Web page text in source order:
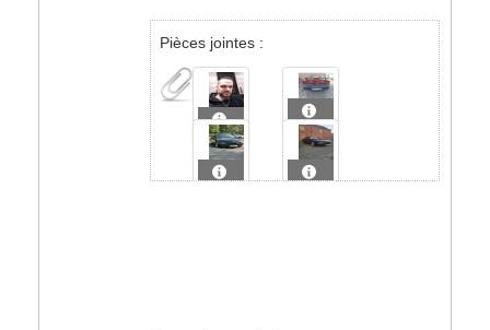
Pièces jointes :